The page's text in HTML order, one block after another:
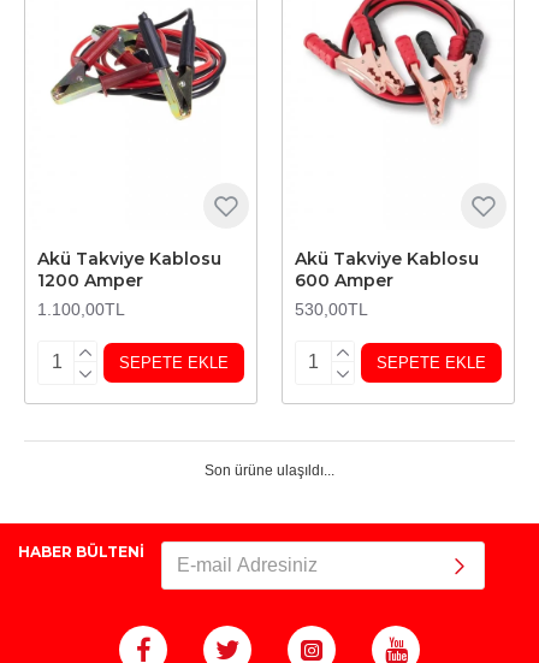
Akü Takviye Kablosu
1200 Amper
1.100,00TL
SEPETE EKLE
Akü Takviye Kablosu
600 Amper
530,00TL
SEPETE EKLE
Son ürüne ulaşıldı...
HABER BÜLTENİ